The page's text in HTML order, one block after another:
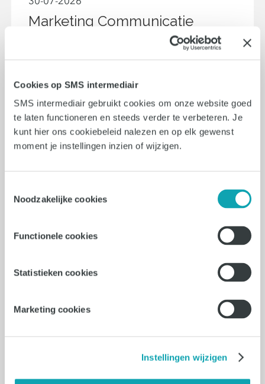
Cookies op SMS intermediair
SMS intermediair gebruikt cookies om onze website goed
te laten functioneren en steeds verder te verbeteren. Je
kunt hier ons cookiebeleid nalezen en op elk gewenst
moment je instellingen inzien of wijzigen.
Noodzakelijke cookies
Functionele cookies
Statistieken cookies
Marketing cookies
Instellingen wijzigen
Marketing Communicatie
32 - 40 uur
€4500 - €5500
Content Marketeer
Eindhoven
€3500 - €4800